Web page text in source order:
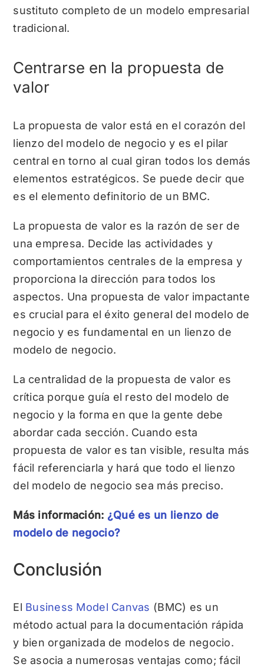
sustituto completo de un modelo empresarial
tradicional.
Centrarse en la propuesta de
valor
La propuesta de valor está en el corazón del
lienzo del modelo de negocio y es el pilar
central en torno al cual giran todos los demás
elementos estratégicos. Se puede decir que
es el elemento definitorio de un BMC.
La propuesta de valor es la razón de ser de
una empresa. Decide las actividades y
comportamientos centrales de la empresa y
proporciona la dirección para todos los
aspectos. Una propuesta de valor impactante
es crucial para el éxito general del modelo de
negocio y es fundamental en un lienzo de
modelo de negocio.
La centralidad de la propuesta de valor es
crítica porque guía el resto del modelo de
negocio y la forma en que la gente debe
abordar cada sección. Cuando esta
propuesta de valor es tan visible, resulta más
fácil referenciarla y hará que todo el lienzo
del modelo de negocio sea más preciso.
Más información: ¿Qué es un lienzo de
modelo de negocio?
Conclusión
El Business Model Canvas (BMC) es un
método actual para la documentación rápida
y bien organizada de modelos de negocio.
Se asocia a numerosas ventajas como; fácil